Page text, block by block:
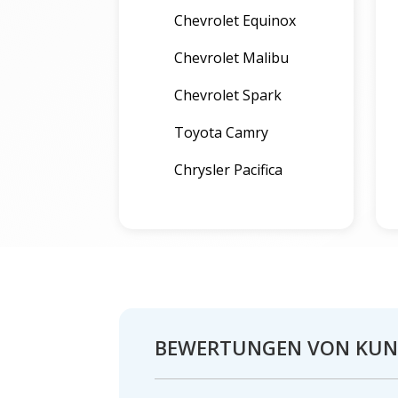
Chevrolet Equinox
Chevrolet Malibu
Chevrolet Spark
Toyota Camry
Chrysler Pacifica
BEWERTUNGEN VON